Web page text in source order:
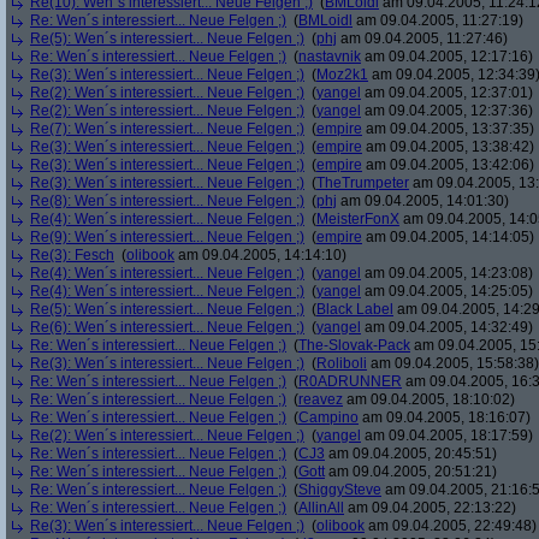
Re: Wen´s interessiert... Neue Felgen ;) (BMLoidl am 09.04.2005, 11:27:19)
Re(5): Wen´s interessiert... Neue Felgen ;) (phj am 09.04.2005, 11:27:46)
Re: Wen´s interessiert... Neue Felgen ;) (nastavnik am 09.04.2005, 12:17:16)
Re(3): Wen´s interessiert... Neue Felgen ;) (Moz2k1 am 09.04.2005, 12:34:39)
Re(2): Wen´s interessiert... Neue Felgen ;) (yangel am 09.04.2005, 12:37:01)
Re(2): Wen´s interessiert... Neue Felgen ;) (yangel am 09.04.2005, 12:37:36)
Re(7): Wen´s interessiert... Neue Felgen ;) (empire am 09.04.2005, 13:37:35)
Re(3): Wen´s interessiert... Neue Felgen ;) (empire am 09.04.2005, 13:38:42)
Re(3): Wen´s interessiert... Neue Felgen ;) (empire am 09.04.2005, 13:42:06)
Re(3): Wen´s interessiert... Neue Felgen ;) (TheTrumpeter am 09.04.2005,
Re(8): Wen´s interessiert... Neue Felgen ;) (phj am 09.04.2005, 14:01:30)
Re(4): Wen´s interessiert... Neue Felgen ;) (MeisterFonX am 09.04.2005,
Re(9): Wen´s interessiert... Neue Felgen ;) (empire am 09.04.2005, 14:14:05)
Re(3): Fesch (olibook am 09.04.2005, 14:14:10)
Re(4): Wen´s interessiert... Neue Felgen ;) (yangel am 09.04.2005, 14:23:08)
Re(4): Wen´s interessiert... Neue Felgen ;) (yangel am 09.04.2005, 14:25:05)
Re(5): Wen´s interessiert... Neue Felgen ;) (Black Label am 09.04.2005,
Re(6): Wen´s interessiert... Neue Felgen ;) (yangel am 09.04.2005, 14:32:49)
Re: Wen´s interessiert... Neue Felgen ;) (The-Slovak-Pack am 09.04.2005,
Re(3): Wen´s interessiert... Neue Felgen ;) (Roliboli am 09.04.2005, 15:58:38)
Re: Wen´s interessiert... Neue Felgen ;) (R0ADRUNNER am 09.04.2005,
Re: Wen´s interessiert... Neue Felgen ;) (reavez am 09.04.2005, 18:10:02)
Re: Wen´s interessiert... Neue Felgen ;) (Campino am 09.04.2005, 18:16:07)
Re(2): Wen´s interessiert... Neue Felgen ;) (yangel am 09.04.2005, 18:17:59)
Re: Wen´s interessiert... Neue Felgen ;) (CJ3 am 09.04.2005, 20:45:51)
Re: Wen´s interessiert... Neue Felgen ;) (Gott am 09.04.2005, 20:51:21)
Re: Wen´s interessiert... Neue Felgen ;) (ShiggySteve am 09.04.2005,
Re: Wen´s interessiert... Neue Felgen ;) (AllinAll
am 09.04.2005, 22:13:22)
Re(3): Wen´s interessiert... Neue Felgen ;) (olibook am 09.04.2005, 22:49:48)